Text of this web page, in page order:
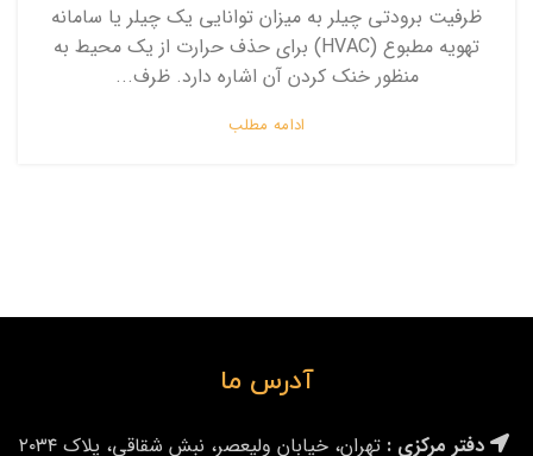
ظرفیت برودتی چیلر به میزان توانایی یک چیلر یا سامانه
تهویه مطبوع (HVAC) برای حذف حرارت از یک محیط به
منظور خنک کردن آن اشاره دارد. ظرف...
ادامه مطلب
آدرس ما
دفتر مرکزی : تهران، خیابان ولیعصر، نبش شقاقی، پلاک ۲۰۳۴